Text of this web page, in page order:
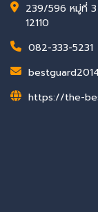
239/596 หมู่ที่
12110
082-333-5231
https://the-